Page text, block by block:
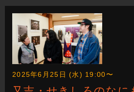
2025年6月25日 (水) 19:00〜